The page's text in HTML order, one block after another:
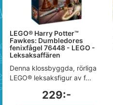
LEGO® Harry Potter™
Fawkes: Dumbledores
fenixfågel 76448 - LEGO -
Leksaksaffären
Denna klossbyggda, rörliga
LEGO® leksaksfigur av f...
229:-